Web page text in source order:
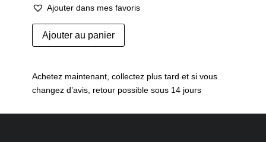
Ajouter dans mes favoris
quantité
de
chromée
Ajouter au panier
Achetez maintenant, collectez plus tard et si vous
changez d’avis, retour possible sous 14 jours